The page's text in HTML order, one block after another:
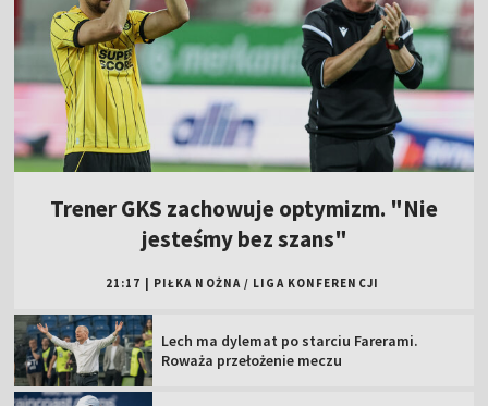
Trener GKS zachowuje optymizm. "Nie
jesteśmy bez szans"
21:17 PIŁKA NOŻNA / LIGA KONFERENCJI
Lech ma dylemat po starciu Farerami.
Roważa przełożenie meczu